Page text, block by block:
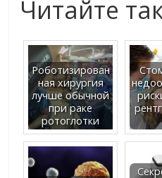
Читайте
Роботизирован
ная хирургия
лучше обычной
при раке
ротоглотки